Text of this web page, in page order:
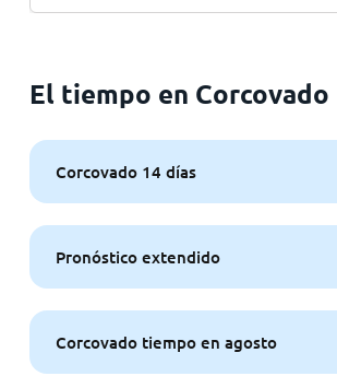
El tiempo en Corcovado
Corcovado 14 días
Pronóstico extendido
Corcovado tiempo en agosto